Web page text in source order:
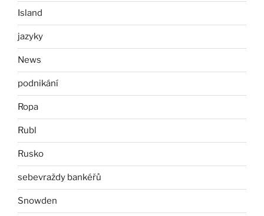
Island
jazyky
News
podnikání
Ropa
Rubl
Rusko
sebevraždy bankéřů
Snowden